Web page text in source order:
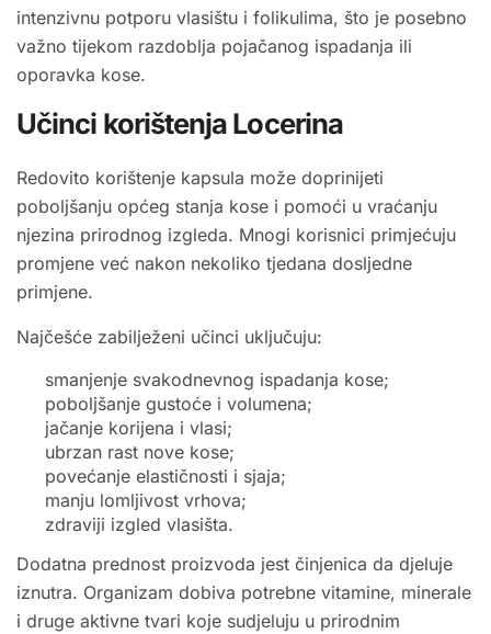
intenzivnu potporu vlasištu i folikulima, što je posebno
važno tijekom razdoblja pojačanog ispadanja ili
oporavka kose.
Učinci korištenja Locerina
Redovito korištenje kapsula može doprinijeti
poboljšanju općeg stanja kose i pomoći u vraćanju
njezina prirodnog izgleda. Mnogi korisnici primjećuju
promjene već nakon nekoliko tjedana dosljedne
primjene.
Najčešće zabilježeni učinci uključuju:
smanjenje svakodnevnog ispadanja kose;
poboljšanje gustoće i volumena;
jačanje korijena i vlasi;
ubrzan rast nove kose;
povećanje elastičnosti i sjaja;
manju lomljivost vrhova;
zdraviji izgled vlasišta.
Dodatna prednost proizvoda jest činjenica da djeluje
iznutra. Organizam dobiva potrebne vitamine, minerale
i druge aktivne tvari koje sudjeluju u prirodnim